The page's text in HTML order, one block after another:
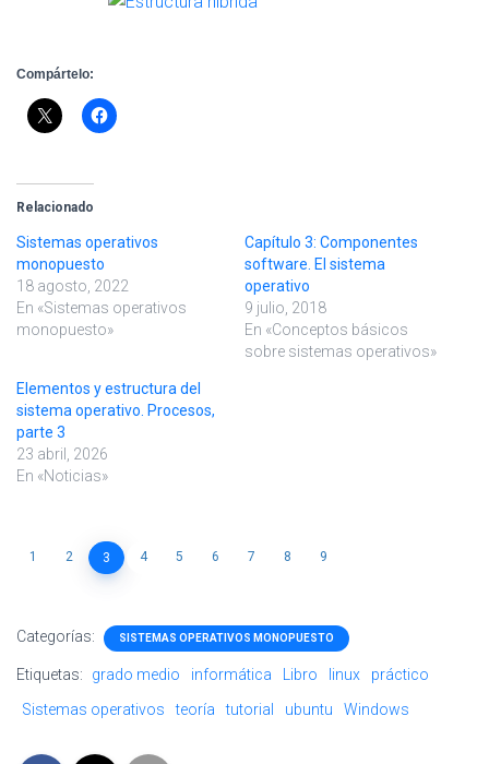
Compártelo:
Relacionado
Sistemas operativos
monopuesto
18 agosto, 2022
En «Sistemas operativos
monopuesto»
Capítulo 3: Componentes
software. El sistema
operativo
9 julio, 2018
En «Conceptos básicos
sobre sistemas operativos»
Elementos y estructura del
sistema operativo. Procesos,
parte 3
23 abril, 2026
En «Noticias»
1 2 3 4 5 6 7 8 9
Categorías: SISTEMAS OPERATIVOS MONOPUESTO
Etiquetas: grado medio informática Libro linux
práctico
Sistemas operativos
teoría tutorial ubuntu Windows